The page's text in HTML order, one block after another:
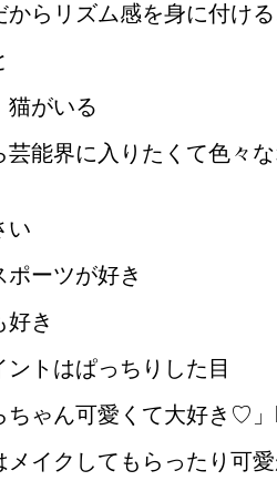
からリズム感を身に付け
猫がいる
芸能界に入りたくて色々
い
ーツが好き
好き
ントはぱっちりした目
ちゃん可愛くて大好き♡
メイクしてもらったり可